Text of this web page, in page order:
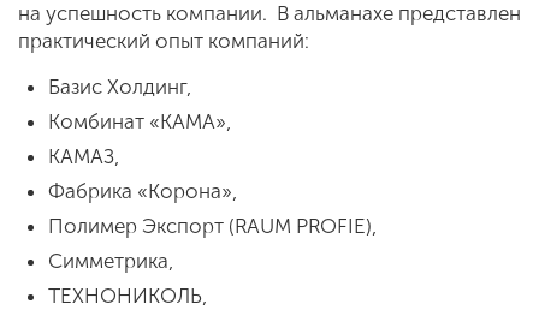
на успешность компании. В альманахе представлен
практический опыт компаний:
Базис Холдинг,
Комбинат «КАМА»,
КАМАЗ,
Фабрика «Корона»,
Полимер Экспорт (RAUM PROFIE),
Симметрика,
ТЕХНОНИКОЛЬ,